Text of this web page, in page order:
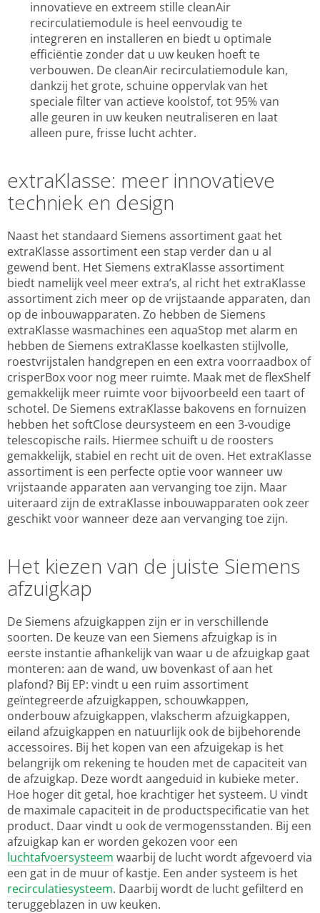
innovatieve en extreem stille cleanAir
recirculatiemodule is heel eenvoudig te
integreren en installeren en biedt u optimale
efficiëntie zonder dat u uw keuken hoeft te
verbouwen. De cleanAir recirculatiemodule kan,
dankzij het grote, schuine oppervlak van het
speciale filter van actieve koolstof, tot 95% van
alle geuren in uw keuken neutraliseren en laat
alleen pure, frisse lucht achter.
extraKlasse: meer innovatieve
techniek en design
Naast het standaard Siemens assortiment gaat het
extraKlasse assortiment een stap verder dan u al
gewend bent. Het Siemens extraKlasse assortiment
biedt namelijk veel meer extra’s, al richt het extraKlasse
assortiment zich meer op de vrijstaande apparaten, dan
op de inbouwapparaten. Zo hebben de Siemens
extraKlasse wasmachines een aquaStop met alarm en
hebben de Siemens extraKlasse koelkasten stijlvolle,
roestvrijstalen handgrepen en een extra voorraadbox of
crisperBox voor nog meer ruimte. Maak met de flexShelf
gemakkelijk meer ruimte voor bijvoorbeeld een taart of
schotel. De Siemens extraKlasse bakovens en fornuizen
hebben het softClose deursysteem en een 3-voudige
telescopische rails. Hiermee schuift u de roosters
gemakkelijk, stabiel en recht uit de oven. Het extraKlasse
assortiment is een perfecte optie voor wanneer uw
vrijstaande apparaten aan vervanging toe zijn. Maar
uiteraard zijn de extraKlasse inbouwapparaten ook zeer
geschikt voor wanneer deze aan vervanging toe zijn.
Het kiezen van de juiste Siemens
afzuigkap
De Siemens afzuigkappen zijn er in verschillende
soorten. De keuze van een Siemens afzuigkap is in
eerste instantie afhankelijk van waar u de afzuigkap gaat
monteren: aan de wand, uw bovenkast of aan het
plafond? Bij EP: vindt u een ruim assortiment
geïntegreerde afzuigkappen, schouwkappen,
onderbouw afzuigkappen, vlakscherm afzuigkappen,
eiland afzuigkappen en natuurlijk ook de bijbehorende
accessoires. Bij het kopen van een afzuigekap is het
belangrijk om rekening te houden met de capaciteit van
de afzuigkap. Deze wordt aangeduid in kubieke meter.
Hoe hoger dit getal, hoe krachtiger het systeem. U vindt
de maximale capaciteit in de productspecificatie van het
product. Daar vindt u ook de vermogensstanden. Bij een
afzuigkap kan er worden gekozen voor een
luchtafvoersysteem waarbij de lucht wordt afgevoerd via
een gat in de muur of kastje. Een ander systeem is het
recirculatiesysteem. Daarbij wordt de lucht gefilterd en
teruggeblazen in uw keuken.